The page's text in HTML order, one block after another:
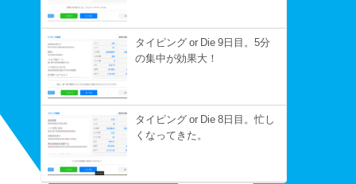
タイピング or Die 9日目。5分
の集中が効果大！
タイピング or Die 8日目。忙し
くなってきた。